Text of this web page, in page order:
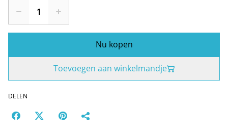
Nu kopen
Toevoegen aan winkelmandje
DELEN